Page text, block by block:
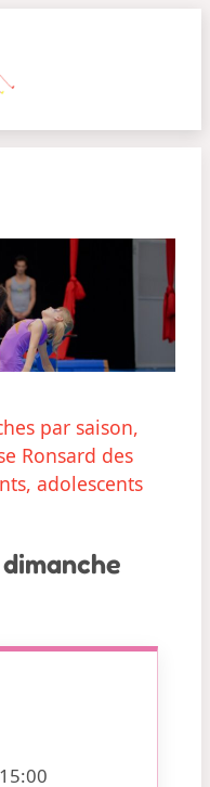
par saison,
Ronsard des
adolescents